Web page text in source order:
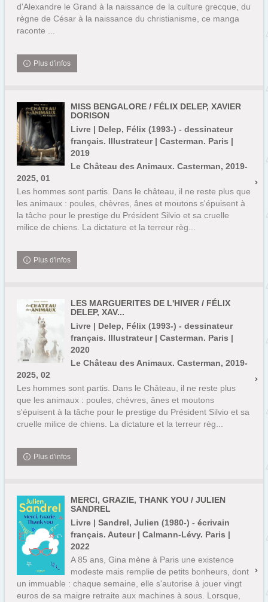
d'Alexandre le Grand à la naissance de la culture grecque, du
règne de César à la naissance du christianisme, ce manga
raconte ...
Plus d'infos
MISS BENGALORE / FÉLIX DELEP, XAVIER
DORISON
Livre | Delep, Félix (1993-) - dessinateur
français. Illustrateur | Casterman. Paris |
2019
Le Château des Animaux. Casterman, 2019-
2025, 01
Les hommes sont partis. Dans le château, il ne reste plus que
les animaux : poules, chèvres, ânes et moutons s'épuisent à
la tâche pour le prestige du Président Silvio et sa cruelle
milice de chiens. La dictature et la terreur règ...
Plus d'infos
LES MARGUERITES DE L'HIVER / FÉLIX
DELEP, XAV...
Livre | Delep, Félix (1993-) - dessinateur
français. Illustrateur | Casterman. Paris |
2020
Le Château des Animaux. Casterman, 2019-
2025, 02
Les hommes sont partis. Dans le Château, il ne reste plus
que les animaux : poules, chèvres, ânes et moutons
s'épuisent à la tâche pour le prestige du Président Silvio et sa
cruelle milice de chiens. La dictature et la terreur règ...
Plus d'infos
MERCI, GRAZIE, THANK YOU / JULIEN
SANDREL
Livre | Sandrel, Julien (1980-) - écrivain
français. Auteur | Calmann-Lévy. Paris |
2022
A 85 ans, Gina mène à Paris une existence
modeste mais remplie de petits bonheurs, dont
un immuable : chaque semaine, elle s'autorise à jouer vingt
euros de sa maigre retraite aux machines à sous. Lorsque,